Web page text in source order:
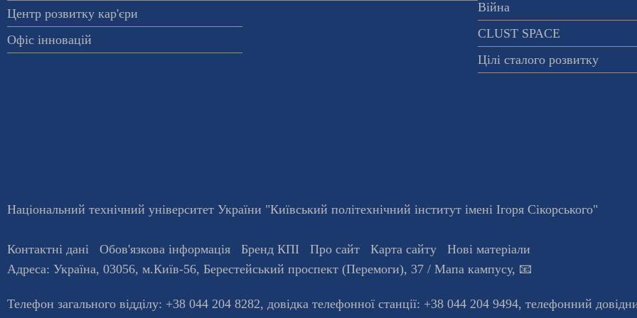
Центр розвитку кар'єри
Офіс інновацій
Війна
CLUST SPACE
Цілі сталого розвитку
Національний технічний університет України "Київський політехнічний інститут імені Ігоря Сікорського"
Контактні дані Обов'язкова інформація Бренд КПІ Про сайт Карта сайту
Нові матеріали
Адреса: Україна, 03056, м.Київ-56, Берестейський проспект (Перемоги), 37 / Мапа кампусу, 📧
Телефон загального відділу: +38 044 204 8282, довiдка телефонної станцiї: +38 044 204 9494, телефонний